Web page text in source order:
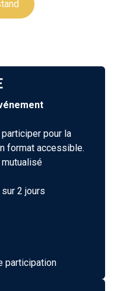
pour la
format accessible.
2 jours
participation